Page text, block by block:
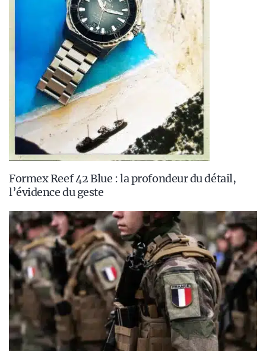
Formex Reef 42 Blue : la profondeur du détail,
l’évidence du geste